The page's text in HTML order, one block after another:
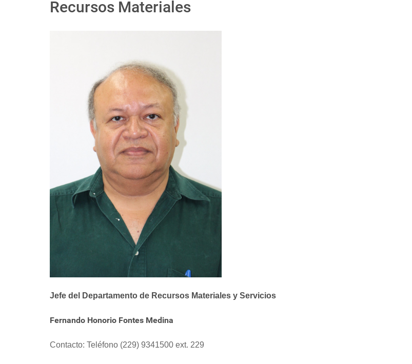
Recursos Materiales
Jefe del Departamento de Recursos Materiales y Servicios
Fernando Honorio Fontes Medina
Contacto: Teléfono (229) 9341500 ext. 229